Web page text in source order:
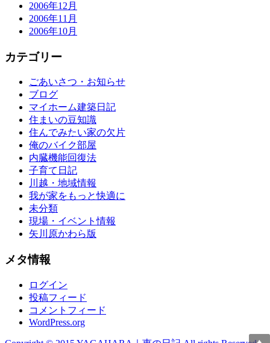
2006年12月
2006年11月
2006年10月
カテゴリー
ごあいさつ・お知らせ
ブログ
マイホーム建築日記
住まいの豆知識
住んでみたい家の欠片
俺のバイク部屋
内臓機能回復法
子育て日記
川越・地域情報
我が家をもっと快適に
未分類
現場・イベント情報
矢川原かわら版
メタ情報
ログイン
投稿フィード
コメントフィード
WordPress.org